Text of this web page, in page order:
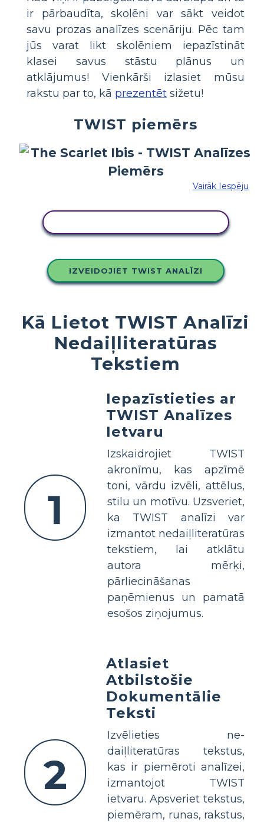
ir pārbaudīta, skolēni var sākt veidot
savu prozas analīzes scenāriju. Pēc tam
jūs varat likt skolēniem iepazīstināt
klasei savus stāstu plānus un
atklājumus! Vienkārši izlasiet mūsu
rakstu par to, kā prezentēt sižetu!
TWIST piemērs
Vairāk Iespēju
IZVEIDOJIET TWIST ANALĪZI
Kā Lietot TWIST Analīzi
Nedaiļliteratūras
Tekstiem
1
Iepazīstieties ar
TWIST Analīzes
Ietvaru
Izskaidrojiet TWIST
akronīmu, kas apzīmē
toni, vārdu izvēli, attēlus,
stilu un motīvu. Uzsveriet,
ka TWIST analīzi var
izmantot nedaiļliteratūras
tekstiem, lai atklātu
autora mērķi,
pārliecināšanas
paņēmienus un pamatā
esošos ziņojumus.
2
Atlasiet
Atbilstošie
Dokumentālie
Teksti
Izvēlieties ne-
daiļliteratūras tekstus,
kas ir piemēroti analīzei,
izmantojot TWIST
ietvaru. Apsveriet tekstus,
piemēram, runas, rakstus,